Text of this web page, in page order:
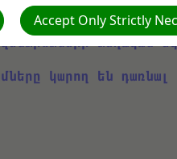
լիիրավ անդամ կարող
տեղական
կարող են դառնալ
Accept Only Strictly